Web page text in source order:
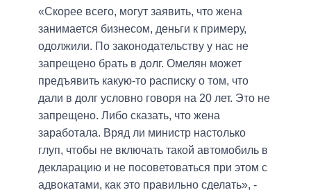
«Скорее всего, могут заявить, что жена
занимается бизнесом, деньги к примеру,
одолжили. По законодательству у нас не
запрещено брать в долг. Омелян может
предъявить какую-то расписку о том, что
дали в долг условно говоря на 20 лет. Это не
запрещено. Либо сказать, что жена
заработала. Вряд ли министр настолько
глуп, чтобы не включать такой автомобиль в
декларацию и не посоветоваться при этом с
адвокатами, как это правильно сделать», -